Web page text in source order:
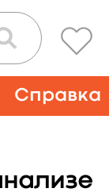
Справка